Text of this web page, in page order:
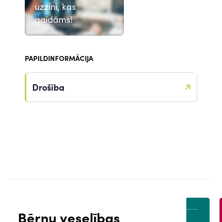
uzzini, kas
gaidāms!
PAPILDINFORMĀCIJA
Drošība
Bērnu veselības